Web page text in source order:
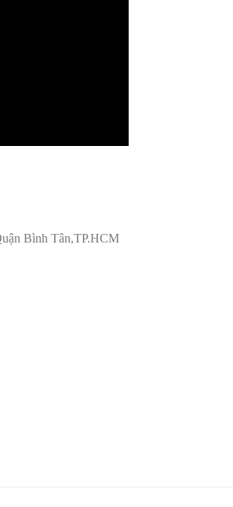
Bình Tân,TP.HCM